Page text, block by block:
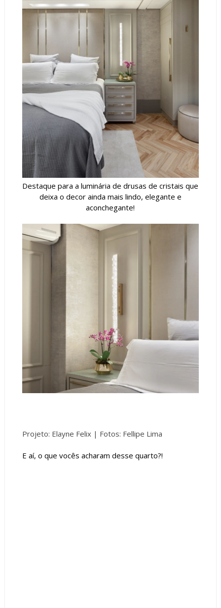
Destaque para a luminária de drusas de cristais que
deixa o decor ainda mais lindo, elegante e
aconchegante!
Projeto: Elayne Felix | Fotos: Fellipe Lima
E aí, o que vocês acharam desse quarto?!